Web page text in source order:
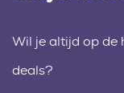
Wil je altijd op de
deals?